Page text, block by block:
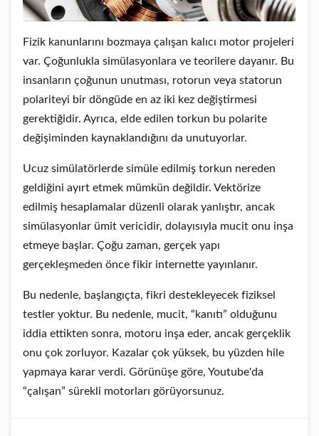
Fizik kanunlarını bozmaya çalışan kalıcı motor projeleri
var. Çoğunlukla simülasyonlara ve teorilere dayanır. Bu
insanların çoğunun unutması, rotorun veya statorun
polariteyi bir döngüde en az iki kez değiştirmesi
gerektiğidir. Ayrıca, elde edilen torkun bu polarite
değişiminden kaynaklandığını da unutuyorlar.
Ucuz simülatörlerde simüle edilmiş torkun nereden
geldiğini ayırt etmek mümkün değildir. Vektörize
edilmiş hesaplamalar düzenli olarak yanlıştır, ancak
simülasyonlar ümit vericidir, dolayısıyla mucit onu inşa
etmeye başlar. Çoğu zaman, gerçek yapı
gerçekleşmeden önce fikir internette yayınlanır.
Bu nedenle, başlangıçta, fikri destekleyecek fiziksel
testler yoktur. Bu nedenle, mucit, “kanıtı” olduğunu
iddia ettikten sonra, motoru inşa eder, ancak gerçeklik
onu çok zorluyor. Kazalar çok yüksek, bu yüzden hile
yapmaya karar verdi. Görünüşe göre, Youtube'da
“çalışan” sürekli motorları görüyorsunuz.